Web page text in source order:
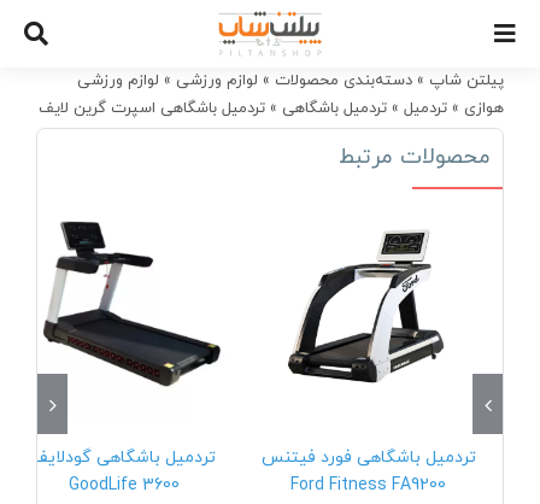
contentپیلتن شاپ » دسته‌بندی محصولات » لوازم ورزشی » لوازم ورزشی
هوازی » تردمیل » تردمیل باشگاهی » تردمیل باشگاهی اسپرت گرین لایف
SPORT GREEN-LIFE TVS017
محصولات مرتبط
تردمیل باشگاهی فورد فیتنس
Ford Fitness FA9200
تردمیل باشگاهی گودلایف
GoodLife 3600